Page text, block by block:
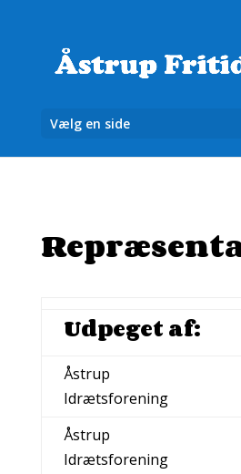
Vælg en side
Udpeget af:
Åstrup
Idrætsforening
Åstrup
Idrætsforening